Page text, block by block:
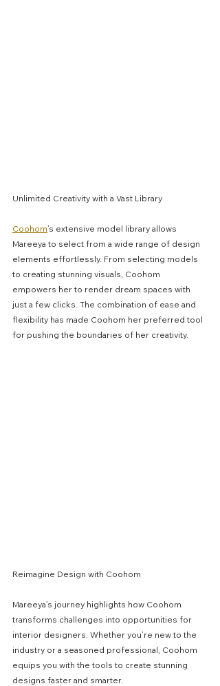
Unlimited Creativity with a Vast Library
Coohom’s extensive model library allows
Mareeya to select from a wide range of design
elements effortlessly. From selecting models
to creating stunning visuals, Coohom
empowers her to render dream spaces with
just a few clicks. The combination of ease and
flexibility has made Coohom her preferred tool
for pushing the boundaries of her creativity.
Reimagine Design with Coohom
Mareeya’s journey highlights how Coohom
transforms challenges into opportunities for
interior designers. Whether you’re new to the
industry or a seasoned professional, Coohom
equips you with the tools to create stunning
designs faster and smarter.